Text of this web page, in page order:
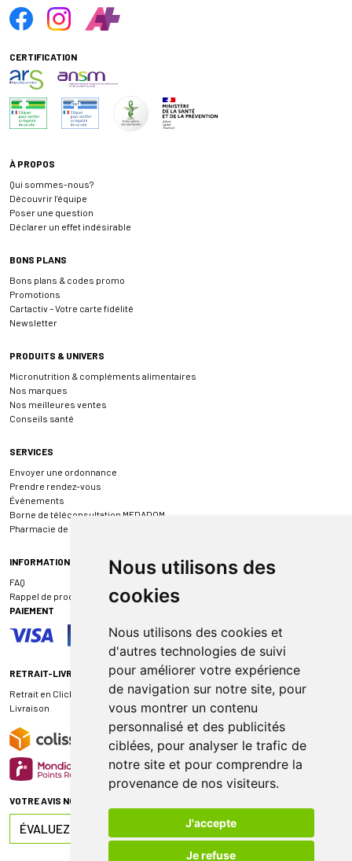
Nous utilisons des
cookies
Nous utilisons des cookies et
d'autres technologies de suivi
pour améliorer votre expérience
de navigation sur notre site, pour
vous montrer un contenu
personnalisé et des publicités
ciblées, pour analyser le trafic de
notre site et pour comprendre la
provenance de nos visiteurs.
J'accepte
Je refuse
CERTIFICATION
À PROPOS
Qui sommes-nous?
Découvrir l’équipe
Poser une question
Déclarer un effet indésirable
BONS PLANS
Bons plans & codes promo
Promotions
Cartactiv – Votre carte fidélité
Newsletter
PRODUITS & UNIVERS
Micronutrition & compléments alimentaires
Nos marques
Nos meilleures ventes
Conseils santé
SERVICES
Envoyer une ordonnance
Prendre rendez-vous
Événements
Borne de téléconsultation MEDADOM
Pharmacie de garde
INFORMATIONS
FAQ
Rappel de produit
PAIEMENT
RETRAIT-LIVRAISON
Retrait en Click & Collect
Livraison
VOTRE AVIS NOUS INTÉRESSE
ÉVALUEZ-NOUS SUR